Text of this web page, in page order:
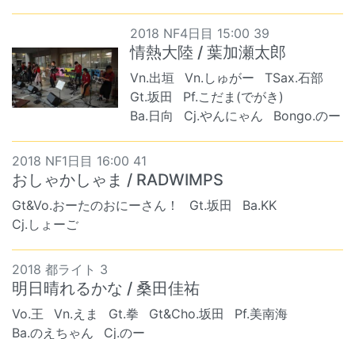
2018 NF4日目 15:00 39
情熱大陸 / 葉加瀬太郎
Vn.出垣 Vn.しゅがー
TSax.石部
Gt.坂田
Pf.こだま(でがき)
Ba.日向
Cj.やんにゃん Bongo.のー
2018 NF1日目 16:00 41
おしゃかしゃま / RADWIMPS
Gt&Vo.おーたのおにーさん！ Gt.坂田
Ba.KK
Cj.しょーご
2018 都ライト 3
明日晴れるかな / 桑田佳祐
Vo.王 Vn.えま Gt.拳 Gt&Cho.坂田
Pf.美南海
Ba.のえちゃん
Cj.のー